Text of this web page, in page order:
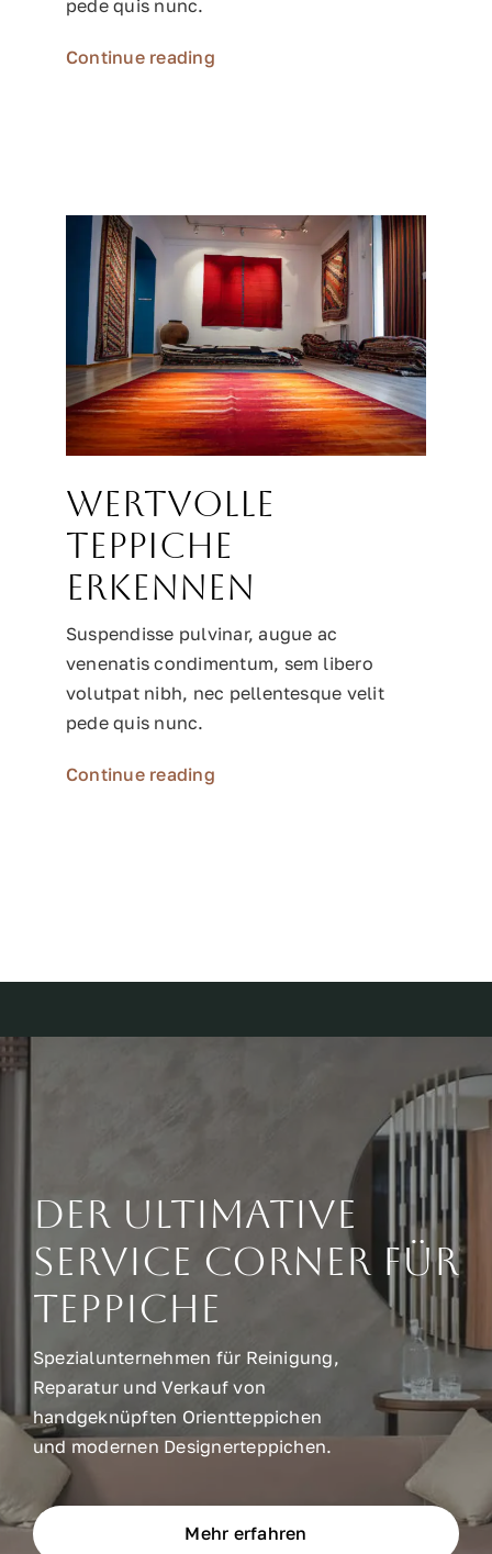
pede quis nunc.
Continue reading
Wertvolle
Teppiche
erkennen
Suspendisse pulvinar, augue ac
venenatis condimentum, sem libero
volutpat nibh, nec pellentesque velit
pede quis nunc.
Continue reading
Der ultimative
Service Corner für
Teppiche
Spezialunternehmen für Reinigung,
Reparatur und Verkauf von
handgeknüpften Orientteppichen
und modernen Designerteppichen.
Mehr erfahren